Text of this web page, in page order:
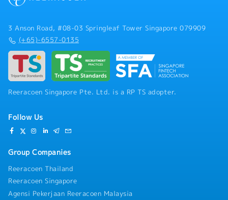
3 Anson Road, #08-03 Springleaf Tower Singapore 079909
(+65)-6557-0135
Reeracoen Singapore Pte. Ltd. is a RP TS adopter.
Follow Us
Group Companies
Reeracoen Thailand
Reeracoen Singapore
Agensi Pekerjaan Reeracoen Malaysia